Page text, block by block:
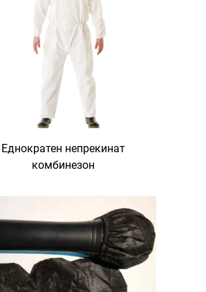
Еднократен непрекинат
комбинезон